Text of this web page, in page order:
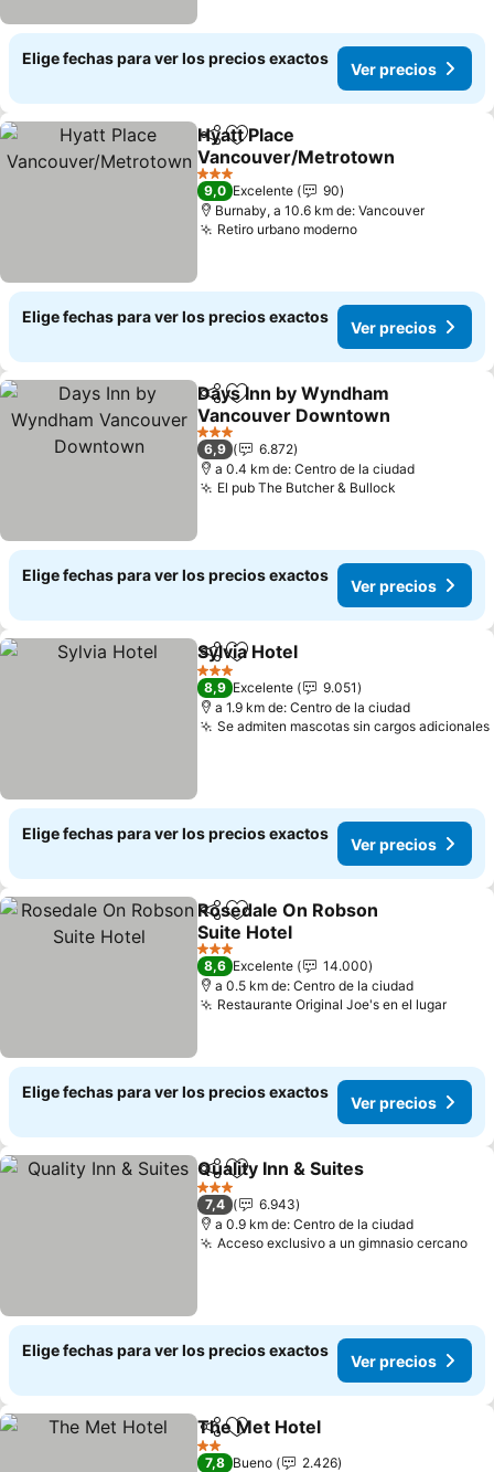
Elige fechas para ver los precios exactos
Ver precios
CompartirAgregar a favoritos
Hyatt Place
Vancouver/Metrotown
Ver precios
3 Estrellas
9,0 Excelente
90
Burnaby, a 10.6 km de: Vancouver
Retiro urbano modernoVer precios
Elige fechas para ver los precios exactos
Ver precios
CompartirAgregar a favoritos
Days Inn by Wyndham
Vancouver Downtown
Ver precios
3 Estrellas
6,9
6.872
a 0.4 km de: Centro de la ciudad
El pub The Butcher & Bullock
Elige fechas para ver los precios exactos
Ver precios
CompartirAgregar a favoritos
Sylvia Hotel
3 Estrellas
8,9 Excelente
9.051
a 1.9 km de: Centro de la ciudad
Se admiten mascotas sin cargos adicionales
Elige fechas para ver los precios exactos
Ver precios
CompartirAgregar a favoritos
Rosedale On Robson
Suite Hotel
Ver precios
3 Estrellas
8,6 Excelente
14.000
a 0.5 km de: Centro de la ciudad
Restaurante Original Joe's en el lugarVer
Elige fechas para ver los precios exactos
Ver precios
CompartirAgregar a favoritos
Quality Inn & Suites
3 Estrellas
7,4
6.943
a 0.9 km de: Centro de la ciudad
Acceso exclusivo a un gimnasio cercano
Elige fechas para ver los precios exactos
Ver precios
CompartirAgregar a favoritos
The Met Hotel
2 Estrellas
7,8 Bueno
2.426